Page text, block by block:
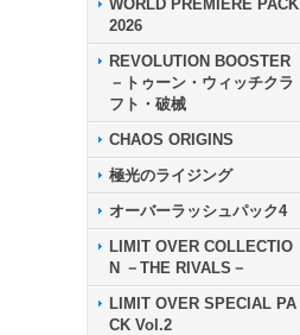
WORLD PREMIERE PACK
2026
REVOLUTION BOOSTER
－トゥーン・ウィッチクラ
フト・破械
CHAOS ORIGINS
極光のライジング
オーバーラッシュパック4
LIMIT OVER COLLECTIO
N －THE RIVALS－
LIMIT OVER SPECIAL PA
CK Vol.2